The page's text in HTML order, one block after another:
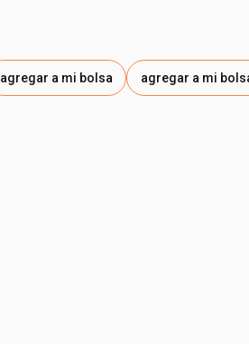
agregar a mi bolsa agregar a mi